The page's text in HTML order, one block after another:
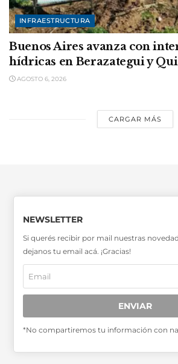
INFRAESTRUCTURA
Buenos Aires avanza con
hídricas en Berazategui y
AGOSTO 6, 2026
CARGAR MÁS
SABER MÁS >>
OTRAS PUBLICACIONES >>
Miembro de la Asociación de
Entidades Periodísticas Argentinas
NEWSLETTER
Si querés recibir por mail nuestras
dejanos tu email acá. ¡Gracias!
ENVIAR
*No compartiremos tu información con